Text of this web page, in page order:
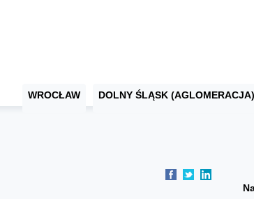
WROCŁAW DOLNY ŚLĄSK (AGLOMERACJA)